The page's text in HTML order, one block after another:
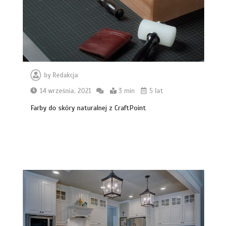
byRedakcja
14 września, 2021
3 min 5 lat
Farby do skóry naturalnej z CraftPoint